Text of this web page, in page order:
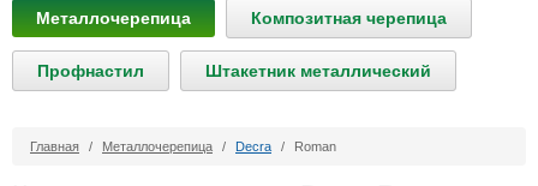
Металлочерепица Композитная черепица
Профнастил Штакетник металлический
Главная / Металлочерепица / Decra / Roman